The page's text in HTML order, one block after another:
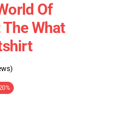
Of
What